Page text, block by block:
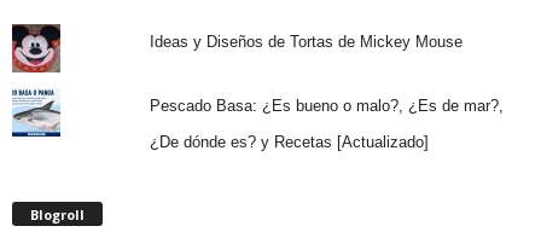
Ideas y Diseños de Tortas de Mickey Mouse
Pescado Basa: ¿Es bueno o malo?, ¿Es de mar?,
¿De dónde es? y Recetas [Actualizado]
Blogroll